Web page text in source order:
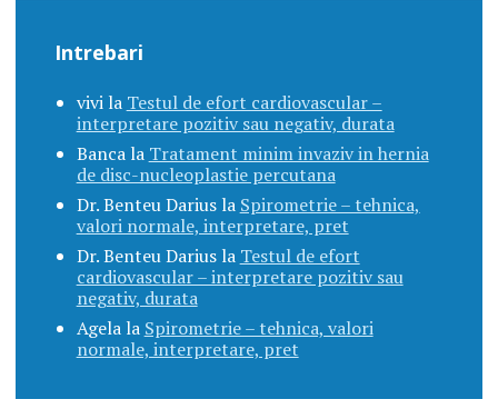
Intrebari
vivila Testul de efort cardiovascular –
interpretare pozitiv sau negativ, durata
Bancala Tratament minim invaziv in hernia
de disc-nucleoplastie percutana
Dr. Benteu Dariusla Spirometrie – tehnica,
valori normale, interpretare, pret
Dr. Benteu Dariusla Testul de efort
cardiovascular – interpretare pozitiv sau
negativ, durata
Agelala Spirometrie – tehnica, valori
normale, interpretare, pret